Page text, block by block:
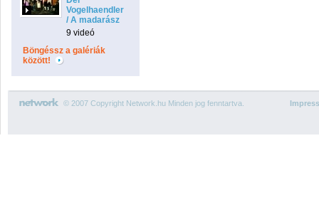
Vogelhaendler
/ A madarász
9 videó
Böngéssz a galériák
között!
© 2007 Copyright Network.hu Minden jog fenntartva.